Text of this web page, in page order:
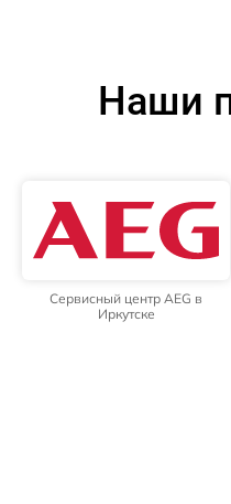
Наши
Сервисный центр AEG в
Иркутске